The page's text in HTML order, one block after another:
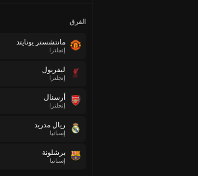
الفرق
مانتشستر يونايتد
إنجلترا
ليفربول
إنجلترا
أرسنال
إنجلترا
ريال مدريد
إسبانيا
برشلونة
إسبانيا